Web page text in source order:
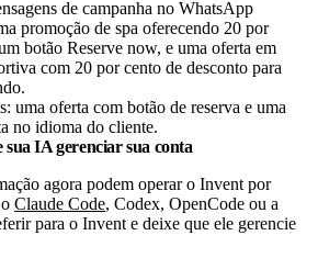
uma oferta com botão de reserva e uma
no idioma do cliente.
IA gerenciar sua conta
agora podem operar o Invent por
Claude Code, Codex, OpenCode ou a
para o Invent e deixe que ele gerencie